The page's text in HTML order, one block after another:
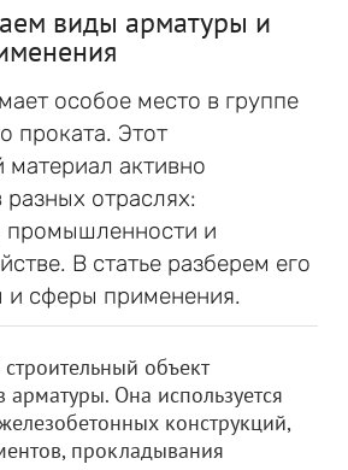
виды арматуры и
особое место в группе
проката. Этот
материал активно
разных отраслях:
промышленности и
В статье разберем его
и сферы применения.
объект
арматуры. Она используется
конструкций,
прокладывания